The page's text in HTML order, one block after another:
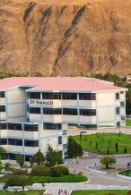
"niños"